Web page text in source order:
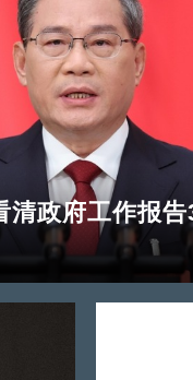
清政府工作报